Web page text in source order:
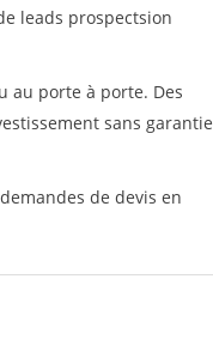
leads prospectsion
au porte à porte. Des
sans garantie
de devis en